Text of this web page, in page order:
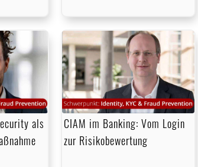
als
CIAM im Banking: Vom Login
zur Risikobewertung